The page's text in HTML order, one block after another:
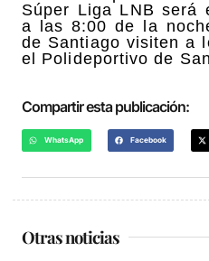
Súper Liga LNB será
a las 8:00 de la
de Santiago visiten a
el Polideportivo de
Compartir esta publicación:
WhatsApp Facebook
Otras noticias